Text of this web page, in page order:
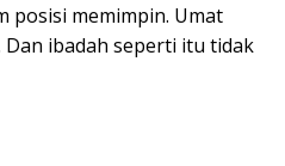
posisi memimpin. Umat
ibadah seperti itu tidak